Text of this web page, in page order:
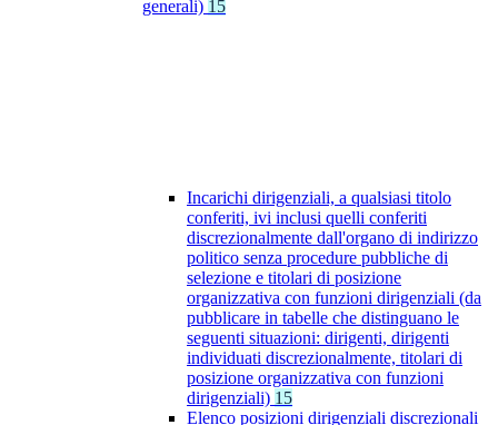
generali) 15
Incarichi dirigenziali, a qualsiasi titolo
conferiti, ivi inclusi quelli conferiti
discrezionalmente dall'organo di indirizzo
politico senza procedure pubbliche di
selezione e titolari di posizione
organizzativa con funzioni dirigenziali (da
pubblicare in tabelle che distinguano le
seguenti situazioni: dirigenti, dirigenti
individuati discrezionalmente, titolari di
posizione organizzativa con funzioni
dirigenziali) 15
Elenco posizioni dirigenziali discrezionali